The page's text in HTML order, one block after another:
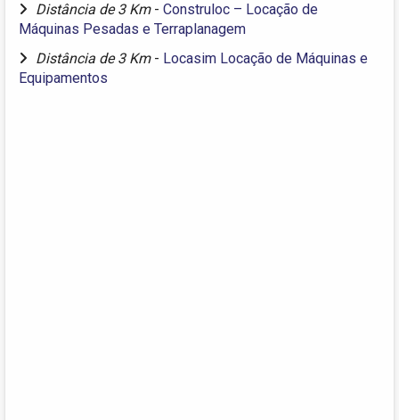
Distância de 3 Km - Construloc – Locação de
Máquinas Pesadas e Terraplanagem
Distância de 3 Km - Locasim Locação de Máquinas e
Equipamentos